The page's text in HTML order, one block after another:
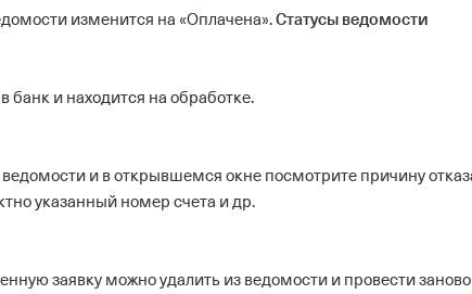
изменится на «Оплачена».Статусы ведомости
банк и находится на обработке.
и в открывшемся окне посмотрите причину
указанный номер счета и др.
заявку можно удалить из ведомости и провести